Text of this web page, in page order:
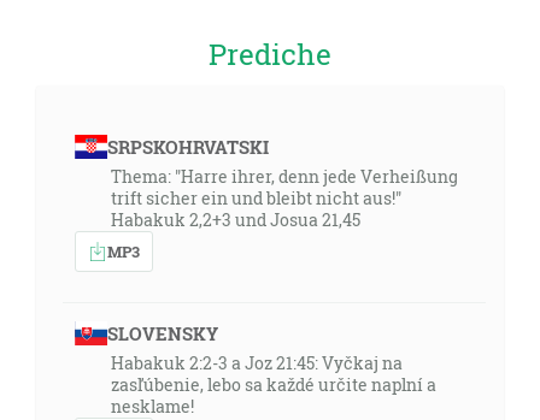
Prediche
SRPSKOHRVATSKI
Thema: "Harre ihrer, denn jede Verheißung
trift sicher ein und bleibt nicht aus!"
Habakuk 2,2+3 und Josua 21,45
MP3
SLOVENSKY
Habakuk 2:2-3 a Joz 21:45: Vyčkaj na
zasľúbenie, lebo sa každé určite naplní a
nesklame!